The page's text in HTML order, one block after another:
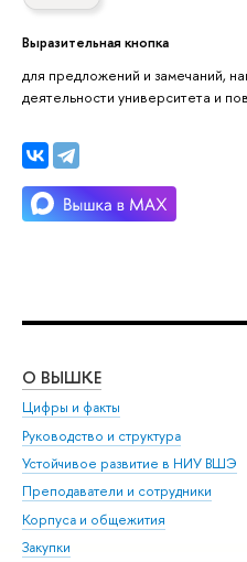
Выразительная кнопка
для предложений и замечаний,
деятельности университета и
О ВЫШКЕ
Цифры и факты
Руководство и структура
Устойчивое развитие в НИУ ВШЭ
Преподаватели и сотрудники
Корпуса и общежития
Закупки